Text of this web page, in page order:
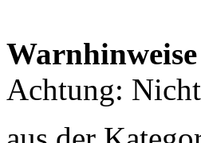
Achtung: